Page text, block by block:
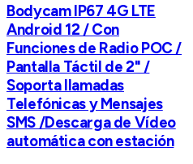
Bodycam IP67 4G LTE
Android 12 / Con
Funciones de Radio POC /
Pantalla Táctil de 2" /
Soporta llamadas
Telefónicas y Mensajes
SMS /Descarga de Vídeo
automática con estación